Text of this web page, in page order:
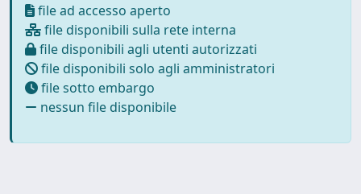
file ad accesso aperto
file disponibili sulla rete interna
file disponibili agli utenti autorizzati
file disponibili solo agli amministratori
file sotto embargo
nessun file disponibile